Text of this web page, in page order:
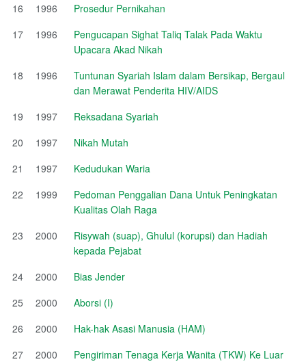
16
1996
Prosedur Pernikahan
17
1996
Pengucapan Sighat Taliq Talak Pada Waktu
Upacara Akad Nikah
18
1996
Tuntunan Syariah Islam dalam Bersikap, Bergaul
dan Merawat Penderita HIV/AIDS
19
1997
Reksadana Syariah
20
1997
Nikah Mutah
21
1997
Kedudukan Waria
22
1999
Pedoman Penggalian Dana Untuk Peningkatan
Kualitas Olah Raga
23
2000
Risywah (suap), Ghulul (korupsi) dan Hadiah
kepada Pejabat
24
2000
Bias Jender
25
2000
Aborsi (I)
26
2000
Hak-hak Asasi Manusia (HAM)
27
2000
Pengiriman Tenaga Kerja Wanita (TKW) Ke Luar